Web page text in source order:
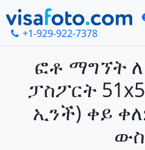
+1-929-922-7378
ፎቶ ማግኘት
ፓስፖርት
ኢንች) ቀይ